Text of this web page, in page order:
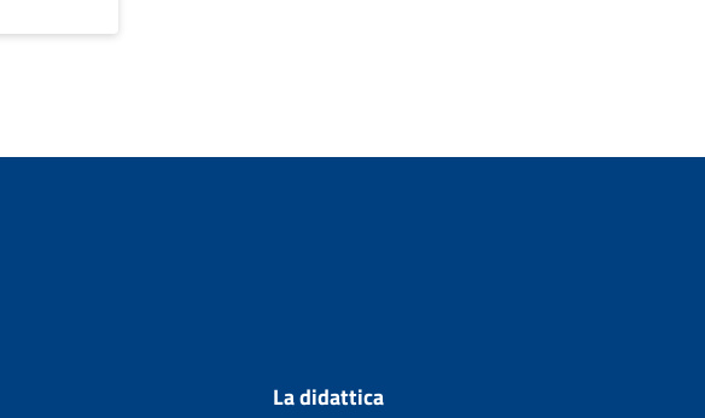
La didattica